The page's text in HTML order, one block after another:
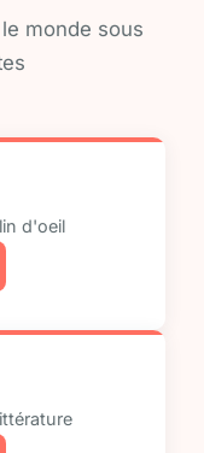
monde sous
d'oeil